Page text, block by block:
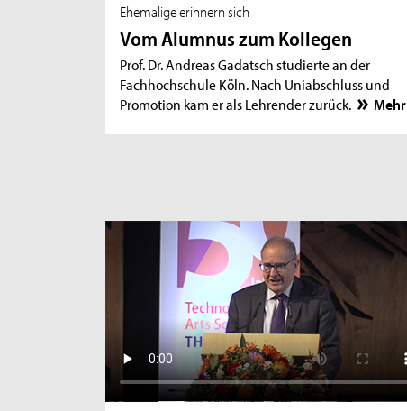
Ehemalige erinnern sich
Vom Alumnus zum Kollegen
Prof. Dr. Andreas Gadatsch studierte an der
Fachhochschule Köln. Nach Uniabschluss und
Promotion kam er als Lehrender zurück.
Mehr